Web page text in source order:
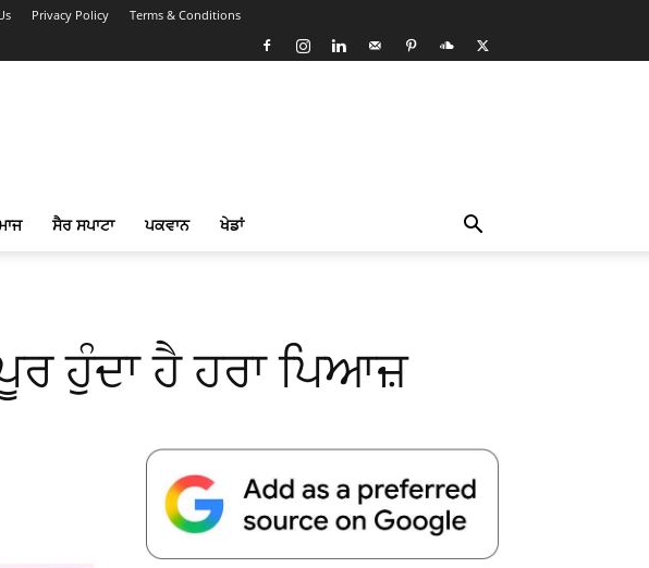
Privacy Policy Terms & Conditions
ਸੈਰ ਸਪਾਟਾ ਪਕਵਾਨ ਖੇਡਾਂ
ਹੁੰਦਾ ਹੈ ਹਰਾ ਪਿਆਜ਼
Telegram Copy URL